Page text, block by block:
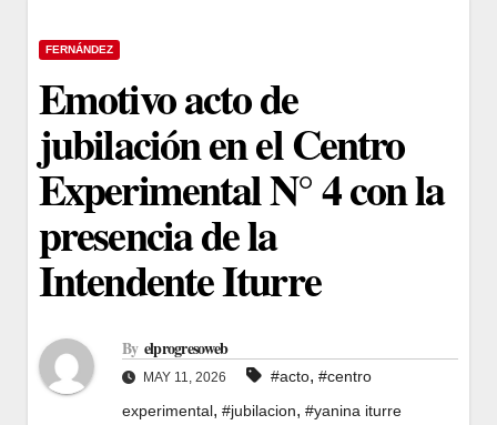
FERNÁNDEZ
Emotivo acto de
jubilación en el Centro
Experimental N° 4 con la
presencia de la
Intendente Iturre
By elprogresoweb
MAY 11, 2026 #acto, #centro
experimental, #jubilacion, #yanina iturre